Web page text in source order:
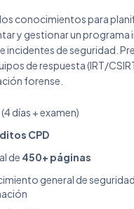
conocimientos para
y gestionar un programa
incidentes de seguridad.
de respuesta (IRT/
forense.
(4 días + examen)
CPD
de 450+ páginas
general de